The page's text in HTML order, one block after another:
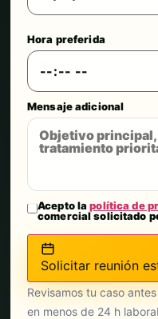
Hora preferida
Mensaje adicional
Acepto lapolítica de
comercial solicitado
Solicitar reunión
Revisamos tu caso
en menos de 24 h